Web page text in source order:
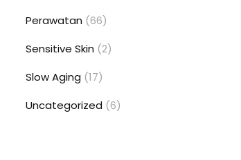
Perawatan (66)
Sensitive Skin (2)
Slow Aging (17)
Uncategorized (6)